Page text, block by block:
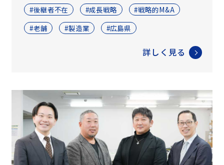
#後継者不在 #成長戦略
#戦略的M&A
#老舗
#製造業 #広島県
詳しく見る